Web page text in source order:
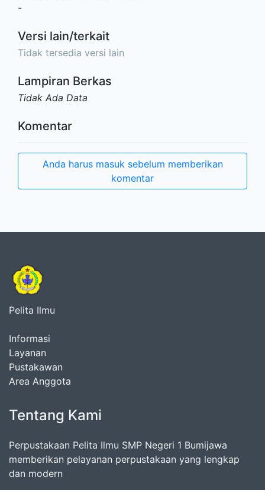
-
Versi lain/terkait
Tidak tersedia versi lain
Lampiran Berkas
Tidak Ada Data
Komentar
Anda harus masuk sebelum memberikan
komentar
Pelita Ilmu
Informasi
Layanan
Pustakawan
Area Anggota
Tentang Kami
Perpustakaan Pelita Ilmu SMP Negeri 1 Bumijawa
memberikan pelayanan perpustakaan yang lengkap
dan modern